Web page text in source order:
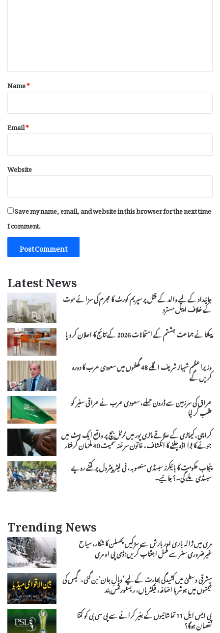
*
Name*
Email*
Website
Save my name, email, and website in this browser for the next time
I comment.
Latest News
جائیداد کے لیے والد کے قتل پر سپریم کورٹ کا مجرم کی سزائے موت
کے خلاف اپیل مسترد
پیکٹا نے جماعت ہشتم کے امتحانات 2026 کے نتائج کا اعلان کر دیا
وزیراعظم شہباز شریف اگلے 48 گھنٹوں میں سعودی عرب کا دورہ
کریں گے
عراق کی سرزمین سے ڈرون حملے، سعودی عرب نے عراقی سفیر کو
طلب کر لیا
کراچی، کیماڑی کے علاقے ماڑی پور میں ٹرٹل بیچ پر واقع ایک ہٹ میں
جوئے کا بڑا اڈہ چلنے کا انکشاف، خاتون سرغنہ سمیت 40 ملزمان گرفتار
پنجاب حکومت کا بائیکرز سبسڈی منصوبہ، فی لیٹر پیٹرول پر کتنے روپے
سبسڈی ملے گی۔؟ جانیے۔
Trending News
مری میں ژالہ باری اور بارش سے سڑکیں پھسلن کا شکار، سیاح
غیرضروری سفر سے مکمل اجتناب کریں؛ ڈی پی او مری
مشرقی وسطیٰ میں کشیدگی بھارت کے لیے ’وبالِ جان‘ بن گئی، گیس کی
قیمتوں میں ہوشربا اضافہ، فیکٹریاں، ریسٹورنٹس بند
پی ایس ایل 11 تماشائیوں کے بغیر کرانے سے پی سی بی کو کتنا
نقصان ہوگا؟